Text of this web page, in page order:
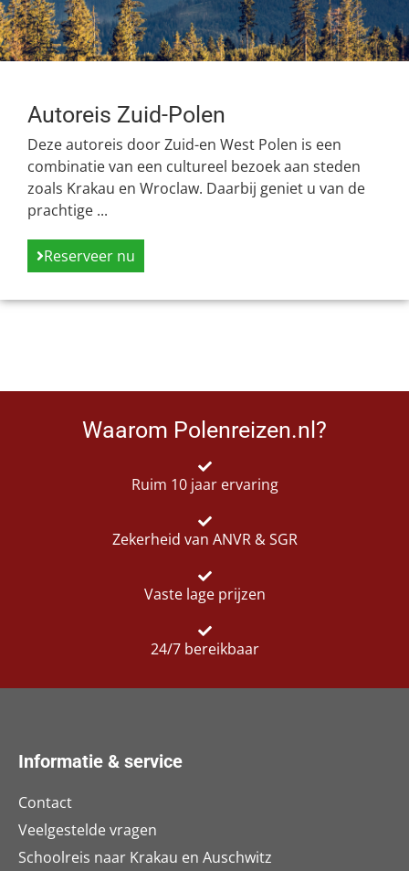
Autoreis Zuid-Polen
Deze autoreis door Zuid-en West Polen is een
combinatie van een cultureel bezoek aan steden
zoals Krakau en Wroclaw. Daarbij geniet u van de
prachtige ...
Reserveer nu
Waarom Polenreizen.nl?
Ruim 10 jaar ervaring
Zekerheid van ANVR & SGR
Vaste lage prijzen
24/7 bereikbaar
Informatie & service
Contact
Veelgestelde vragen
Schoolreis naar Krakau en Auschwitz